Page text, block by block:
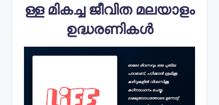
ള്ള മികച്ച ജീവിത മലയാളം
ഉദ്ധരണികൾ